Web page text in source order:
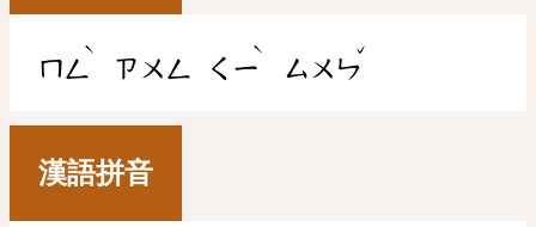
ㄇㄥ
ˋ
ㄗㄨㄥ ㄑㄧ
ˋ
ㄙㄨㄣ
ˇ
漢語拼音